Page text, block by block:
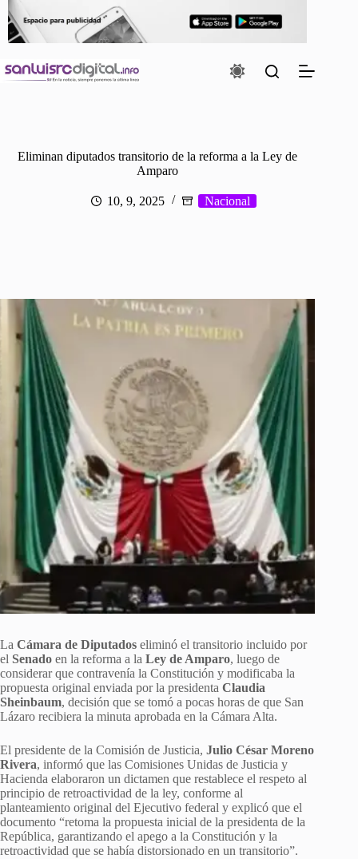
contenido
Eliminan diputados transitorio de la reforma a la Ley de
Amparo
10, 9, 2025 Nacional
La Cámara de Diputados eliminó el transitorio incluido por
el Senado en la reforma a la Ley de Amparo, luego de
considerar que contravenía la Constitución y modificaba la
propuesta original enviada por la presidenta Claudia
Sheinbaum, decisión que se tomó a pocas horas de que San
Lázaro recibiera la minuta aprobada en la Cámara Alta.
El presidente de la Comisión de Justicia, Julio César Moreno
Rivera, informó que las Comisiones Unidas de Justicia y
Hacienda elaboraron un dictamen que restablece el respeto al
principio de retroactividad de la ley, conforme al
planteamiento original del Ejecutivo federal y explicó que el
documento “retoma la propuesta inicial de la presidenta de la
República, garantizando el apego a la Constitución y la
retroactividad que se había distorsionado en un transitorio”.